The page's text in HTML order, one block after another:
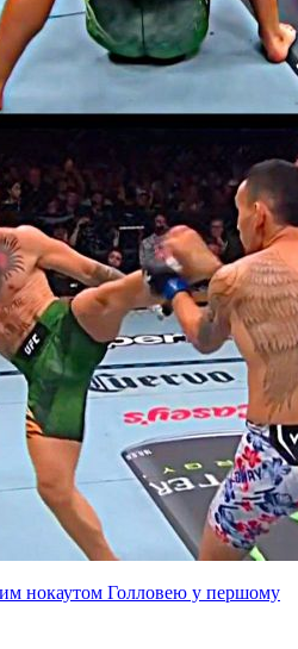
нокаутом Голловею у першому